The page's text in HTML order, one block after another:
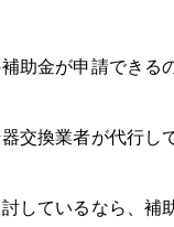
助金が申請できる
交換業者が代行し
しているなら、補